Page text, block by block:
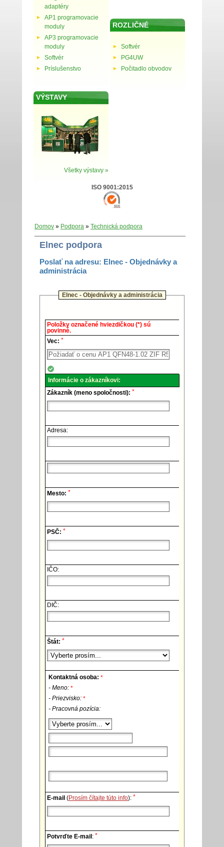
adaptéry
AP1 programovacie
moduly
AP3 programovacie
moduly
Softvér
Príslušenstvo
ROZLIČNÉ
Softvér
PG4UW
Počitadlo obvodov
VÝSTAVY
Všetky výstavy »
ISO 9001:2015
Domov » Podpora » Technická podpora
Elnec podpora
Poslať na adresu: Elnec - Objednávky a
administrácia
Elnec - Objednávky a administrácia
Elnec
Technická
podpora.
Položky označené hviezdičkou (*) sú
povinné.
Vec: *
Informácie o zákazníkovi:
Zákazník (meno spoločnosti): *
Adresa:
Mesto: *
PSČ: *
IČO:
DIČ:
Štát: *
Kontaktná osoba: *
- Meno: *
- Priezvisko: *
- Pracovná pozícia:
E-mail (Prosím čítajte túto info): *
Potvrďte E-mail: *